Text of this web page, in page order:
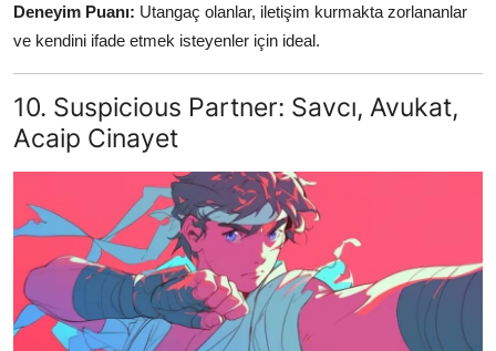
Deneyim Puanı: Utangaç olanlar, iletişim kurmakta zorlananlar
ve kendini ifade etmek isteyenler için ideal.
10. Suspicious Partner: Savcı, Avukat,
Acaip Cinayet